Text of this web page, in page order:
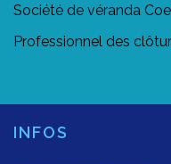
Société de véranda
Professionnel des
INFOS